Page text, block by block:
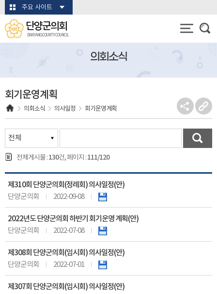
본문바로가기주요 사이트
단양군의회
DANYANG COUNTY COUNCIL
의회소식
회기운영계획
의회소식 의사일정 회기운영계획
전체게시물 :130건, 페이지 :111/120
제310회 단양군의회(정례회) 의사일정(안)
단양군의회 2022-09-08
2022년도 단양군의회 하반기 회기운영 계획(안)
단양군의회 2022-07-08
제308회 단양군의회(임시회) 의사일정(안)
단양군의회 2022-07-01
제307회 단양군의회(임시회) 의사일정(안)